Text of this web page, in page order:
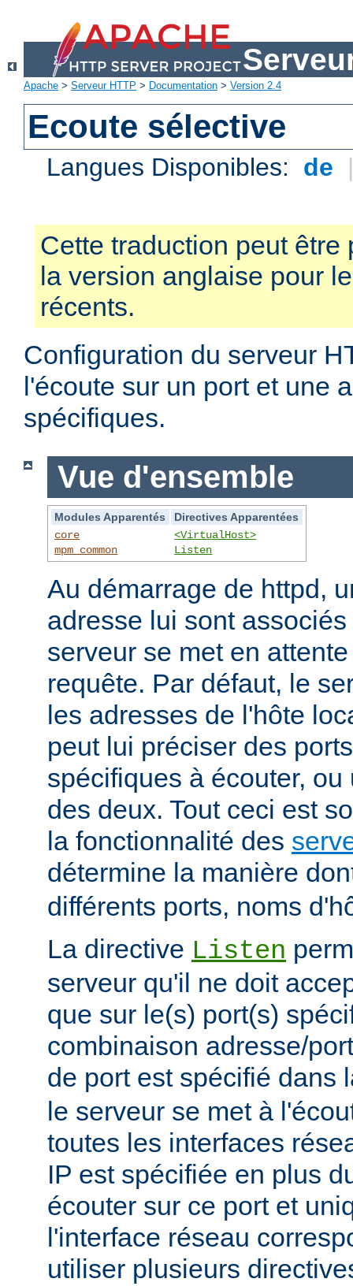
Apache > Serveur HTTP > Documentation > Version 2.4
Ecoute sélective
Langues Disponibles: de
Cette traduction peut être
la version anglaise pour
récents.
Configuration du serveur
l'écoute sur un port et une
spécifiques.
Vue d'ensemble
Modules Apparentés
Directives Apparentées
core
mpm_common
<VirtualHost>
Listen
Au démarrage de httpd,
adresse lui sont
serveur se met en
requête. Par défaut, le
les adresses de l'hôte
peut lui préciser des
spécifiques à écouter,
des deux. Tout ceci est
la fonctionnalité des
détermine la manière
différents ports, noms
La directive Listen
serveur qu'il ne doit
que sur le(s) port(s)
combinaison adresse/
de port est spécifié dans
le serveur se met à
toutes les interfaces
IP est spécifiée en plus
écouter sur ce port et
l'interface réseau
utiliser plusieurs